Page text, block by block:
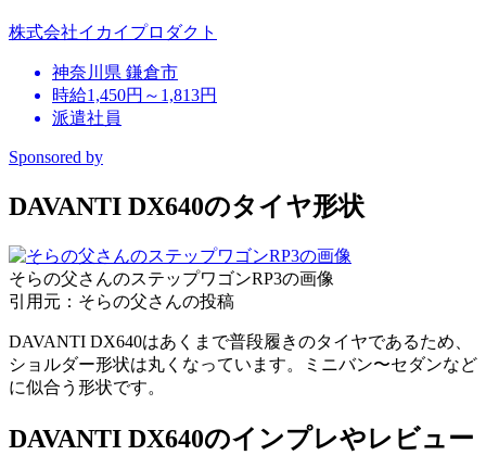
株式会社イカイプロダクト
神奈川県 鎌倉市
時給1,450円～1,813円
派遣社員
Sponsored by
DAVANTI DX640のタイヤ形状
そらの父さんのステップワゴンRP3の画像
引用元：そらの父さんの投稿
DAVANTI DX640はあくまで普段履きのタイヤであるため、
ショルダー形状は丸くなっています。ミニバン〜セダンなど
に似合う形状です。
DAVANTI DX640のインプレやレビュー